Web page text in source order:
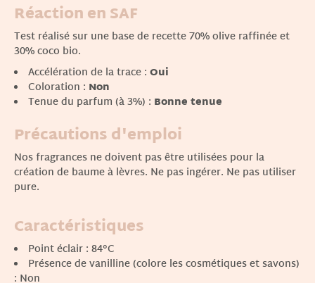
Réaction en SAF
Test réalisé sur une base de recette 70% olive raffinée et
30% coco bio.
Accélération de la trace : Oui
Coloration : Non
Tenue du parfum (à 3%) : Bonne tenue
Précautions d'emploi
Nos fragrances ne doivent pas être utilisées pour la
création de baume à lèvres. Ne pas ingérer. Ne pas utiliser
pure.
Caractéristiques
Point éclair : 84°C
Présence de vanilline (colore les cosmétiques et savons)
: Non